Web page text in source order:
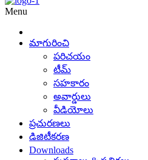
Menu
మాగురించి
పరిచయం
టీమ్
సహకారం
అవార్డులు
వీడియోలు
ప్రచురణలు
డిజిటీకరణ
Downloads